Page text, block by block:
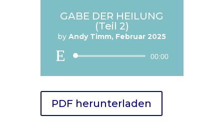
GABE DER HEILUNG
(Teil 2)
byAndy Timm, Februar 2025
Audio
00:00
PDF herunterladen